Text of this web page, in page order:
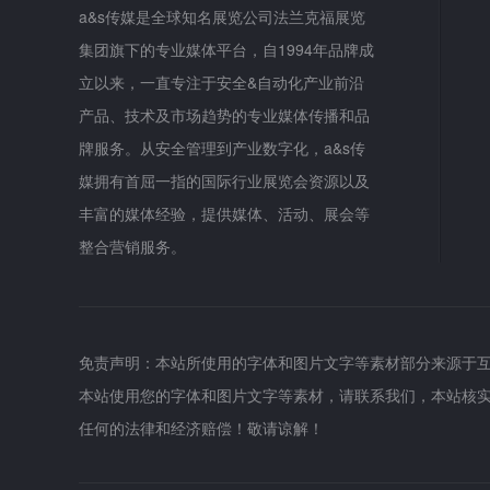
a&s传媒是全球知名展览公司法兰克福展览
集团旗下的专业媒体平台，自1994年品牌成
立以来，一直专注于安全&自动化产业前沿
产品、技术及市场趋势的专业媒体传播和品
牌服务。从安全管理到产业数字化，a&s传
媒拥有首屈一指的国际行业展览会资源以及
丰富的媒体经验，提供媒体、活动、展会等
整合营销服务。
免责声明：本站所使用的字体和图片文字等素材部分来源
本站使用您的字体和图片文字等素材，请联系我们，本站
任何的法律和经济赔偿！敬请谅解！